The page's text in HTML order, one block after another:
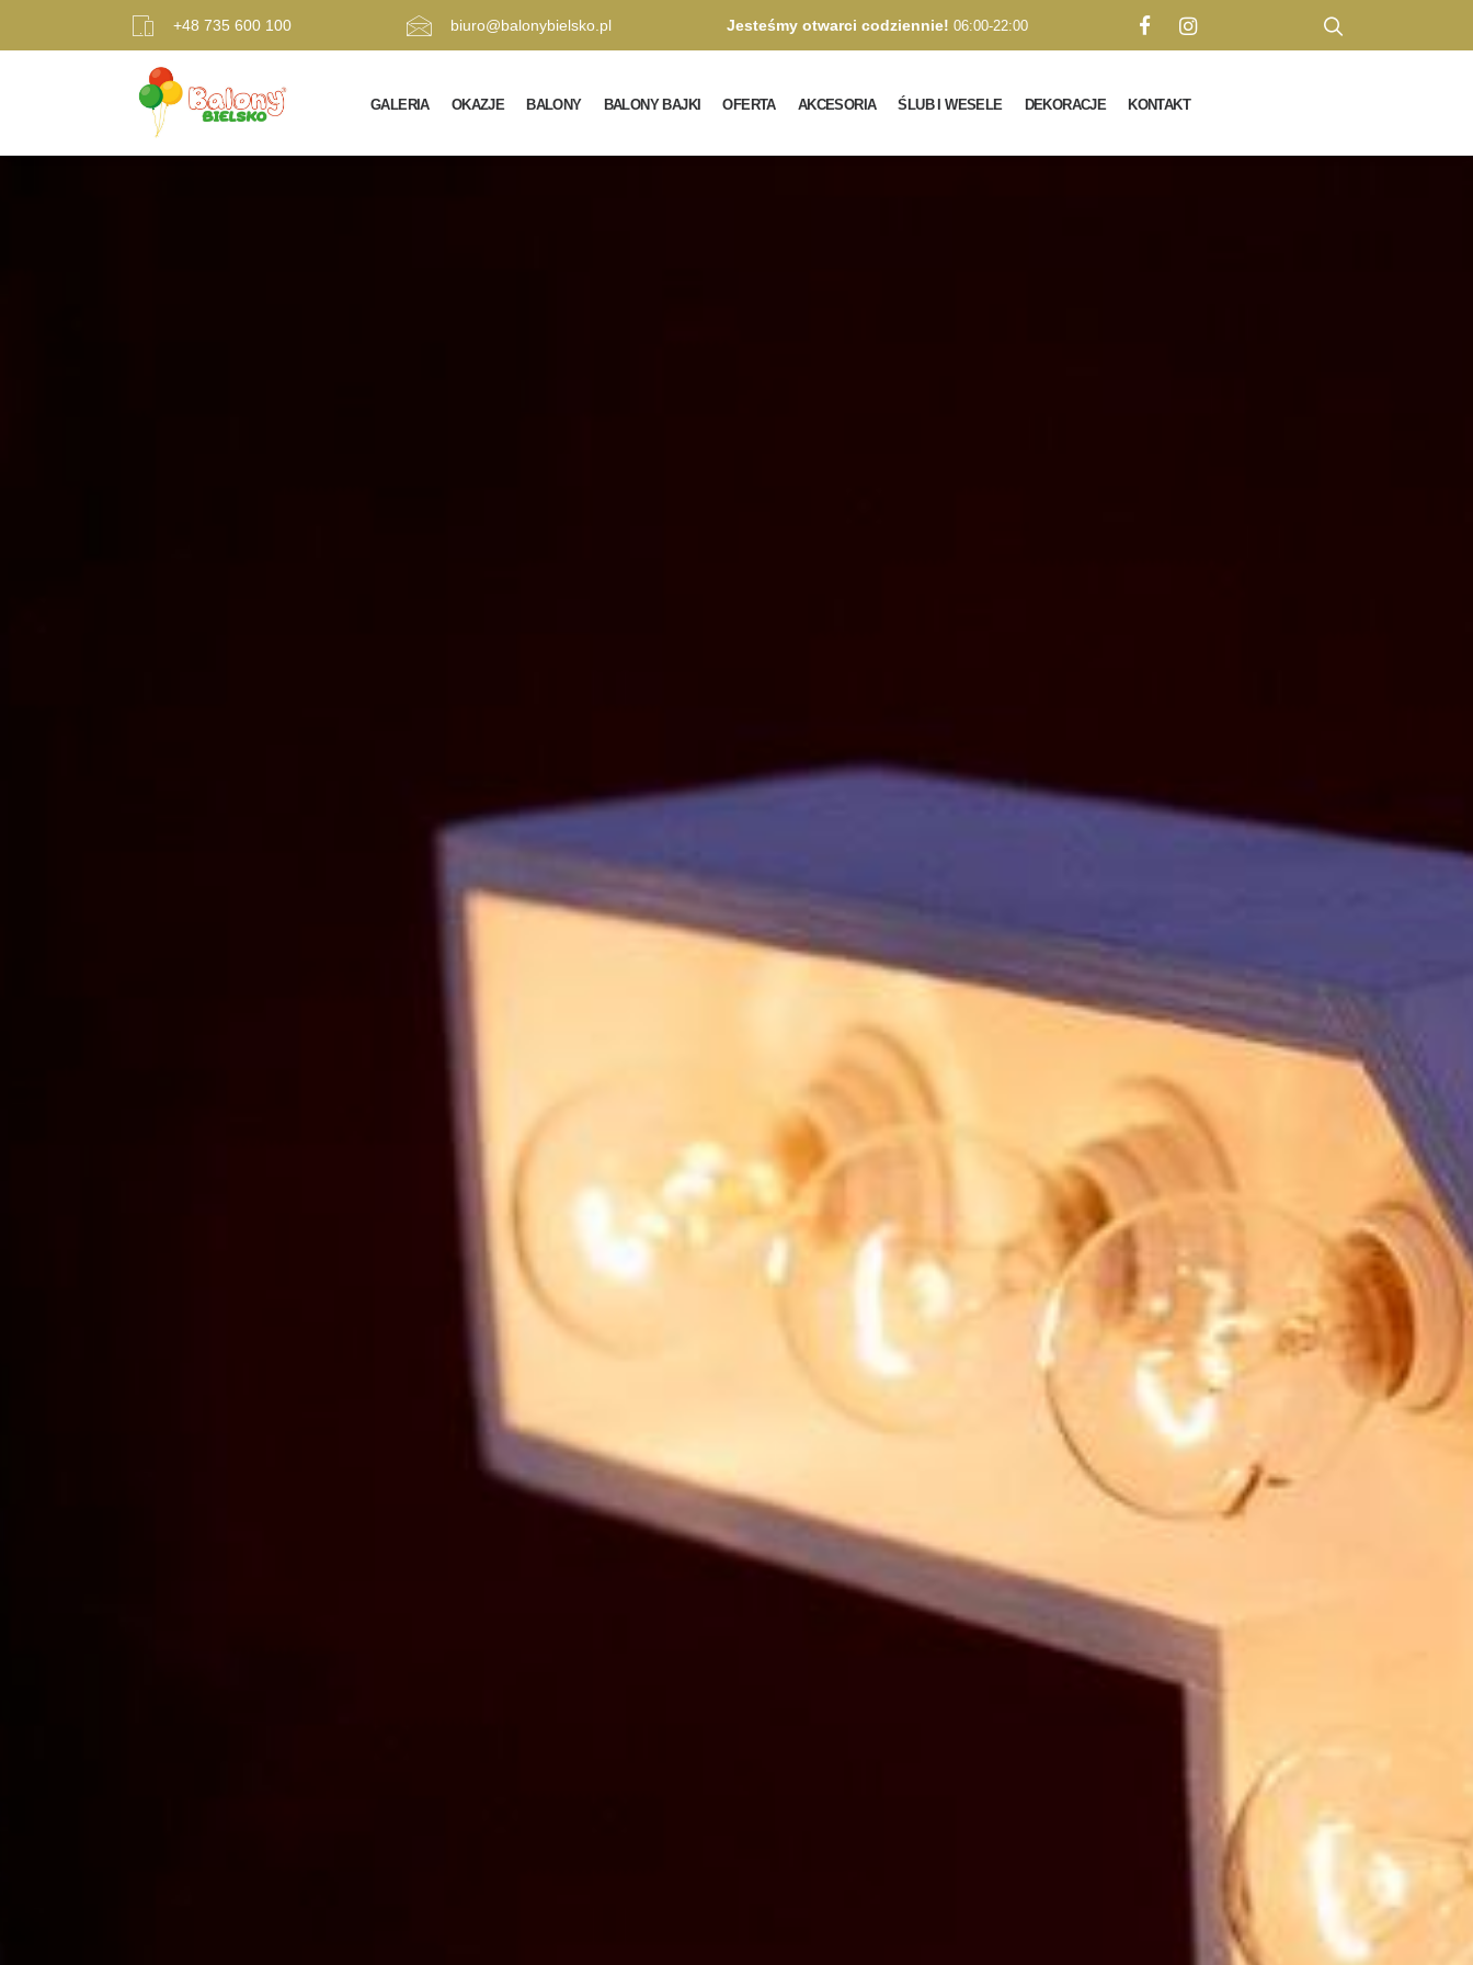
+48 735 600 100 biuro@balonybielsko.pl Jesteśmy otwarci codziennie! 06:00-22:00
GALERIA OKAZJE BALONY BALONY BAJKI OFERTA AKCESORIA ŚLUB I WESELE DEKORACJE KONTAKT